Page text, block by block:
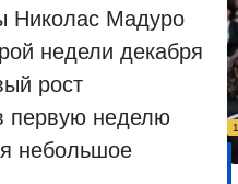
Николас Мадуро
недели декабря
рост
первую неделю
небольшое